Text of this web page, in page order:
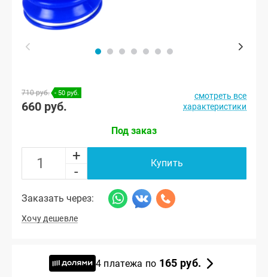
710 руб. - 50 руб.
660 руб.
смотреть все
характеристики
Под заказ
+
-
Купить
Заказать через:
Хочу дешевле
4 платежа по 165 руб.